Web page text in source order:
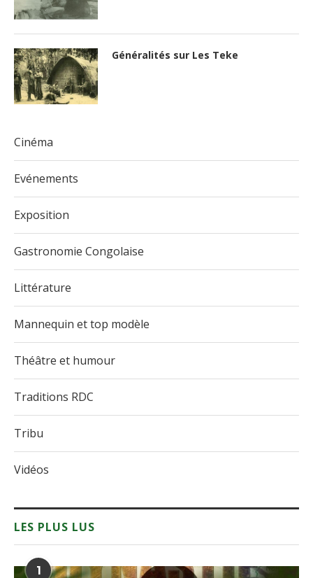
Généralités sur Les Teke
Cinéma
Evénements
Exposition
Gastronomie Congolaise
Littérature
Mannequin et top modèle
Théâtre et humour
Traditions RDC
Tribu
Vidéos
LES PLUS LUS
1